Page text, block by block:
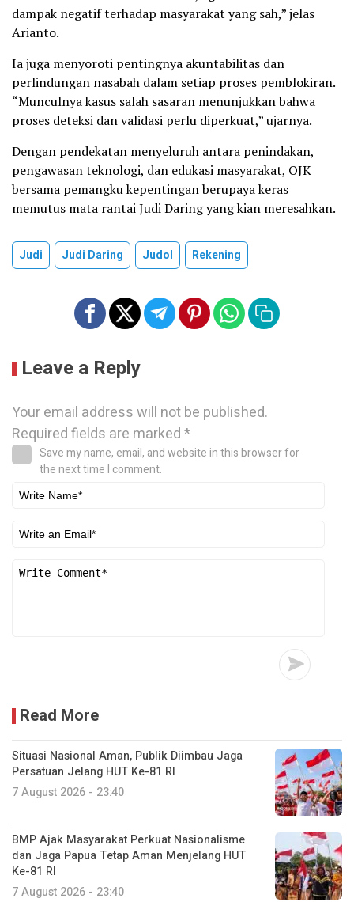
dampak negatif terhadap masyarakat yang sah,” jelas
Arianto.
Ia juga menyoroti pentingnya akuntabilitas dan
perlindungan nasabah dalam setiap proses pemblokiran.
“Munculnya kasus salah sasaran menunjukkan bahwa
proses deteksi dan validasi perlu diperkuat,” ujarnya.
Dengan pendekatan menyeluruh antara penindakan,
pengawasan teknologi, dan edukasi masyarakat, OJK
bersama pemangku kepentingan berupaya keras
memutus mata rantai Judi Daring yang kian meresahkan.
Judi Judi Daring Judol Rekening
Leave a Reply
Your email address will not be published.
Required fields are marked*
Save my name, email, and website in this browser for
the next time I comment.
Read More
Situasi Nasional Aman, Publik Diimbau Jaga
Persatuan Jelang HUT Ke-81 RI
7 August 2026 - 23:40
BMP Ajak Masyarakat Perkuat Nasionalisme
dan Jaga Papua Tetap Aman Menjelang HUT
Ke-81 RI
7 August 2026 - 23:40